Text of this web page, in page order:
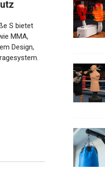
S bietet
MMA,
Design,